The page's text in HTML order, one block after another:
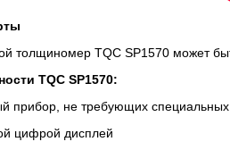
толщиномер TQC SP1570 может
TQC SP1570:
прибор, не требующих специальных
цифрой дисплей